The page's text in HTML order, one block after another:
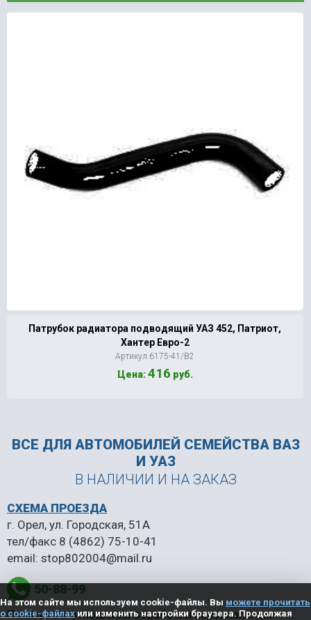
Патрубок радиатора подводящий УАЗ 452, Патриот,
Хантер Евро-2
Артикул 6175-41/В2
Цена:416 руб.
ВСЕ ДЛЯ АВТОМОБИЛЕЙ СЕМЕЙСТВА ВАЗ
И УАЗ
В НАЛИЧИИ И НА ЗАКАЗ
50-88-99
СХЕМА ПРОЕЗДА
г. Орел, ул. Городская, 51А
тел/факс 8 (4862) 75-10-41
email: stop802004@mail.ru
Политика в отношении обработки персональных
На этом сайте мы используем cookie-файлы. Вы можете прочитать
о cookie-файлахили изменить настройки браузера. Продолжая